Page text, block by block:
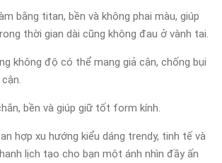
bằng titan, bền và không phai màu, giúp
thời gian dài cũng không đau ở vành tai.
không độ có thể mang giả cận, chống bụi
bền và giúp giữ tốt form kính.
hợp xu hướng kiểu dáng trendy, tinh tế và
lịch tạo cho bạn một ánh nhìn đầy ấn